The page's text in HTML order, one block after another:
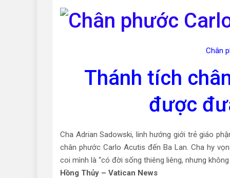
Chân
Thánh tích
được
Cha Adrian Sadowski, linh hướng giới trẻ giáo
chân phước Carlo Acutis đến Ba Lan. Cha hy
coi mình là “có đời sống thiêng liêng, nhưng
Hồng Thủy – Vatican News